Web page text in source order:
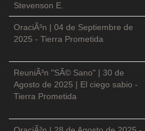
Stevenson E.
OraciÃ³n | 04 de Septiembre de
2025 - Tierra Prometida
ReuniÃ³n "SÃ© Sano" | 30 de
Agosto de 2025 | El ciego sabio -
Tierra Prometida